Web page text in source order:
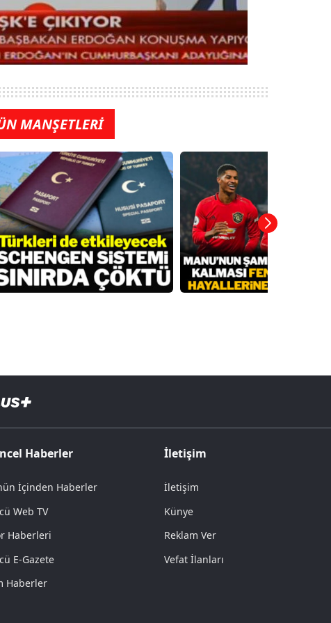
MANŞETLERİ
Haberler
İçinden Haberler
Web TV
Haberleri
E-Gazete
Haberler
İletişim
İletişim
Künye
Reklam Ver
Vefat İlanları